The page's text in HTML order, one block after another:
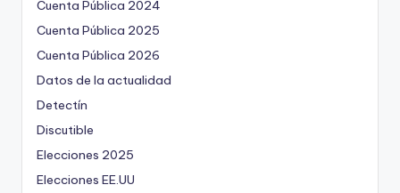
g
Cuenta Pública 2024
Cuenta Pública 2025
Cuenta Pública 2026
Datos de la actualidad
Detectín
Discutible
Elecciones 2025
Elecciones EE.UU